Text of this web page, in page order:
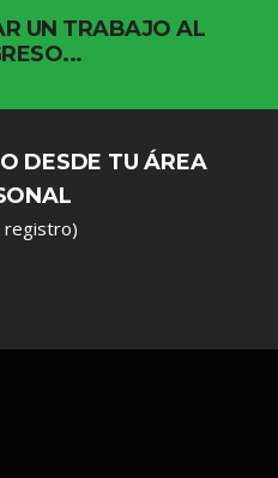
UN TRABAJO AL
DESDE TU ÁREA
registro)